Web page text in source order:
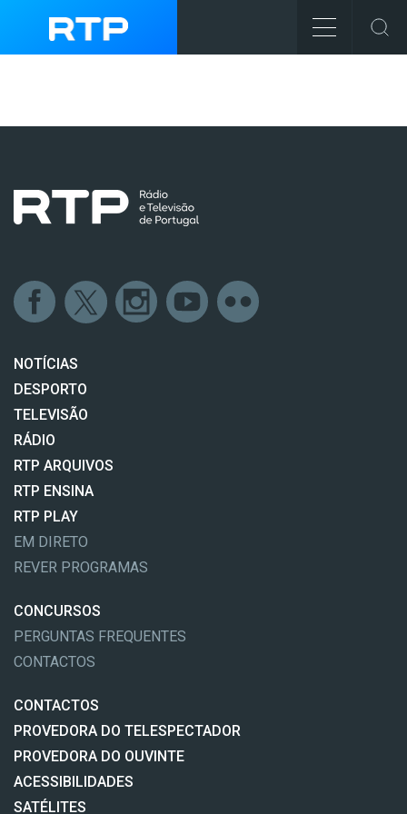
NOTÍCIAS
DESPORTO
TELEVISÃO
RÁDIO
RTP ARQUIVOS
RTP ENSINA
RTP PLAY
EM DIRETO
REVER PROGRAMAS
CONCURSOS
PERGUNTAS FREQUENTES
CONTACTOS
CONTACTOS
PROVEDORA DO TELESPECTADOR
PROVEDORA DO OUVINTE
ACESSIBILIDADES
SATÉLITES